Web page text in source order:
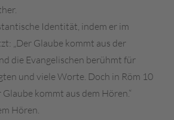
Identität, indem er im
„Der Glaube kommt aus der
die Evangelischen berühmt für
und viele Worte. Doch in Röm 10
kommt aus dem Hören.“
Hören.